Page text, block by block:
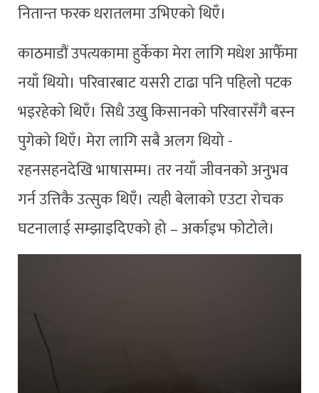
नितान्त फरक धरातलमा उभिएको थिएँ।
काठमाडौं उपत्यकामा हुर्केका मेरा लागि मधेश आफैँमा
नयाँ थियो। परिवारबाट यसरी टाढा पनि पहिलो पटक
भइरहेको थिएँ। सिधै उखु किसानको परिवारसँगै बस्‍न
पुगेको थिएँ। मेरा लागि सबै अलग थियो -
रहनसहनदेखि भाषासम्म। तर नयाँ जीवनको अनुभव
गर्न उत्तिकै उत्सुक थिएँ। त्यही बेलाको एउटा रोचक
घटनालाई सम्झाइदिएको हो – अर्काइभ फोटोले।